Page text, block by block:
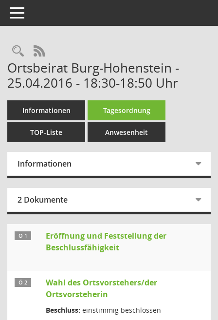
Toggle navigation
Rechercheauswahl
RSS-Feed
Ortsbeirat Burg-Hohenstein -
25.04.2016 - 18:30-18:50 Uhr
Informationen Tagesordnung
TOP-Liste Anwesenheit
Informationen
2 Dokumente
Ö 1
Eröffnung und Feststellung der
Beschlussfähigkeit
Ö 2
Wahl des Ortsvorstehers/der
Ortsvorsteherin
Beschluss: einstimmig beschlossen